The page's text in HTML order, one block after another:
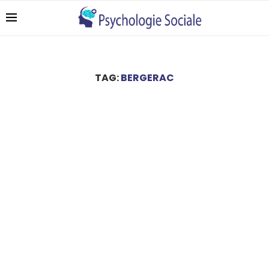
TAG:BERGERAC